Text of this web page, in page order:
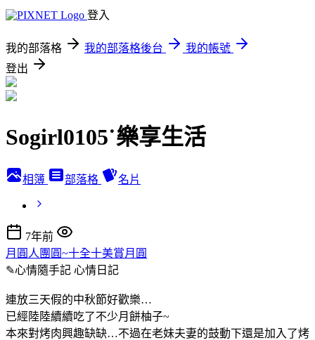
登入
我的部落格 我的部落格後台
我的帳號
登出
Sogirl0105˙樂享生活
相簿 部落格 名片
7年前
月圓人團圓~十全十美賞月圓
✎心情隨手記 心情日記
連放三天假的中秋節好歡樂…
已經陸陸續續吃了不少月餅柚子~
本來對烤肉興趣缺缺…不過在老妹夫妻的鼓動下還是加入了烤